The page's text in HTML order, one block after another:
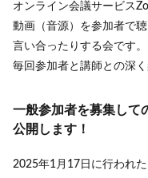
オンライン会議サービス
動画（音源）を参加者で
言い合ったりする会です。
毎回参加者と講師との深
一般参加者を募集して
公開します！
2025年1月17日に行われ